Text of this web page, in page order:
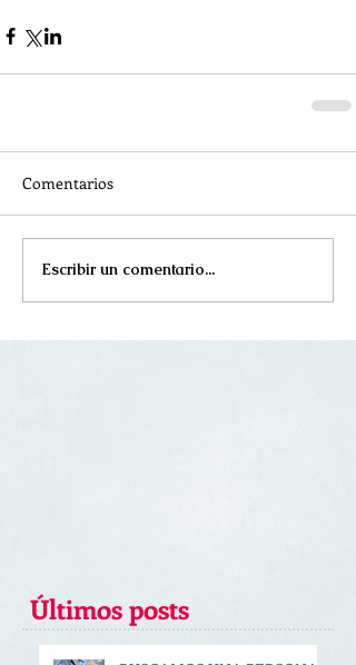
Últimos posts
Comentarios
Escribir un comentario...